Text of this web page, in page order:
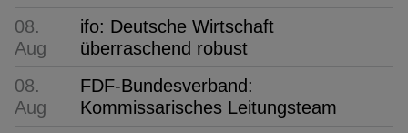
08.
Aug
ifo: Deutsche Wirtschaft
überraschend robust
08.
Aug
FDF-Bundesverband:
Kommissarisches Leitungsteam